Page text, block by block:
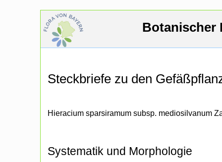
Botanischer
Steckbriefe zu den
Hieracium sparsiramum subsp. mediosilvanum
Systematik und Morphologie